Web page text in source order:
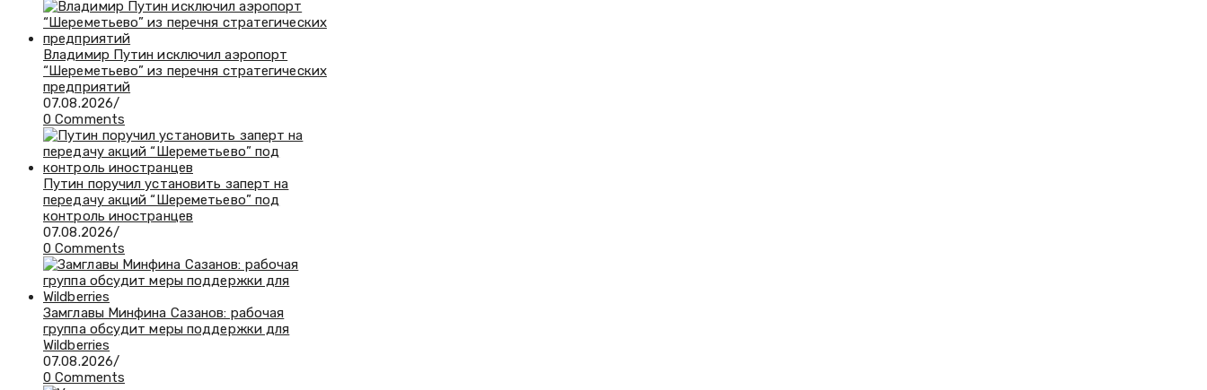
Владимир Путин исключил аэропорт
“Шереметьево” из перечня стратегических
предприятий
07.08.2026/
0 Comments
Путин поручил установить заперт на
передачу акций “Шереметьево” под
контроль иностранцев
07.08.2026/
0 Comments
Замглавы Минфина Сазанов: рабочая
группа обсудит меры поддержки для
Wildberries
07.08.2026/
0 Comments